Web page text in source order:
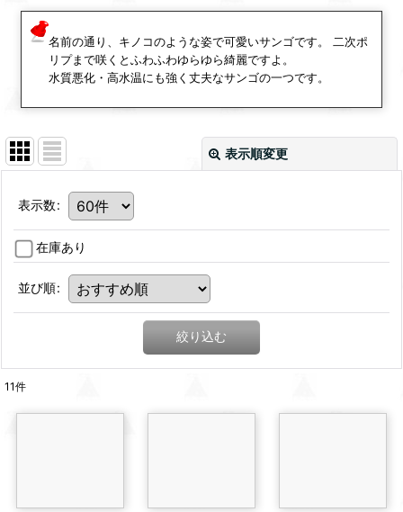
名前の通り、キノコのような姿で可愛いサンゴです。 二次ポ
リプまで咲くとふわふわゆらゆら綺麗ですよ。
水質悪化・高水温にも強く丈夫なサンゴの一つです。
表示順変更
表示数:
在庫あり
並び順:
絞り込む
11件